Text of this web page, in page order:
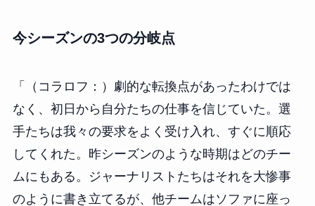
今シーズンの3つの分岐点
「（コラロフ：）劇的な転換点があったわけでは
なく、初日から自分たちの仕事を信じていた。選
手たちは我々の要求をよく受け入れ、すぐに順応
してくれた。昨シーズンのような時期はどのチー
ムにもある。ジャーナリストたちはそれを大惨事
のように書き立てるが、他チームはソファに座っ